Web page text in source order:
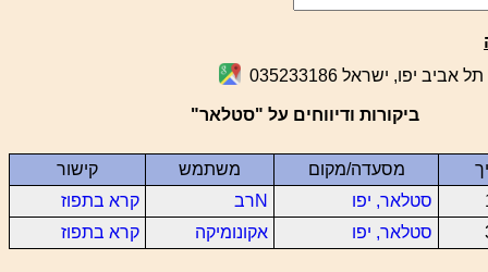
ביקורות ודיווחים על "סטלאר"
מסעדה/מקום משתמש
קישור
סטלאר, יפו Nרב
קרא בתפוז
סטלאר, יפו אקונומיקה קרא בתפוז